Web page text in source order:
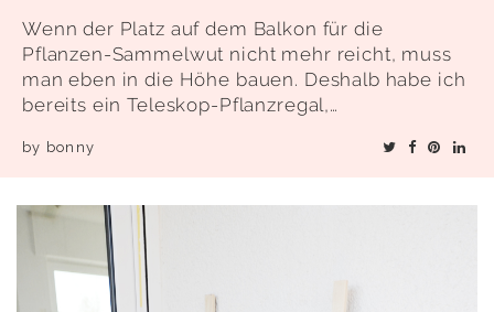
Wenn der Platz auf dem Balkon für die
Pflanzen-Sammelwut nicht mehr reicht, muss
man eben in die Höhe bauen. Deshalb habe ich
bereits ein Teleskop-Pflanzregal,…
by bonny